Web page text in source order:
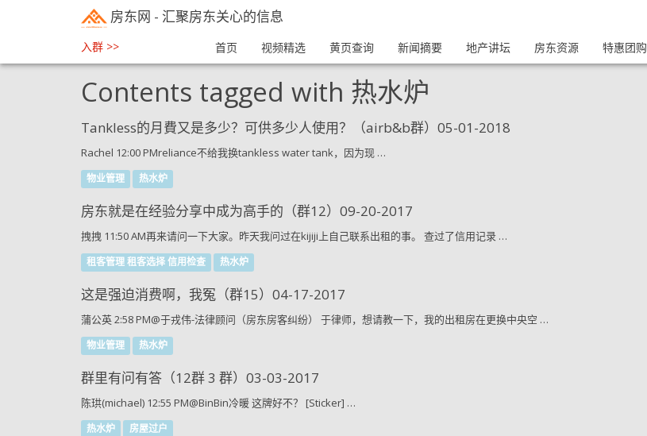
房东网 - 汇聚房东关心的信息
入群 >> 首页 视频精选 黄页查询 新闻摘要 地产讲坛 房东资源 特惠团购
Contents tagged with 热水炉
Tankless的月費又是多少？可供多少人使用？（airb&b群）05-01-2018
Rachel 12:00 PMreliance不给我换tankless water tank，因为现 …
物业管理 热水炉
房东就是在经验分享中成为高手的（群12）09-20-2017
拽拽 11:50 AM再来请问一下大家。昨天我问过在kijiji上自己联系出租的事。 查过了信用记录 …
租客管理 租客选择 信用检查 热水炉
这是强迫消费啊，我冤（群15）04-17-2017
蒲公英 2:58 PM@于戎伟-法律顾问（房东房客纠纷） 于律师，想请教一下，我的出租房在更换中央空 …
物业管理 热水炉
群里有问有答（12群 3 群）03-03-2017
陈珙(michael) 12:55 PM@BinBin冷暖 这牌好不？ [Sticker] …
热水炉 房屋过户